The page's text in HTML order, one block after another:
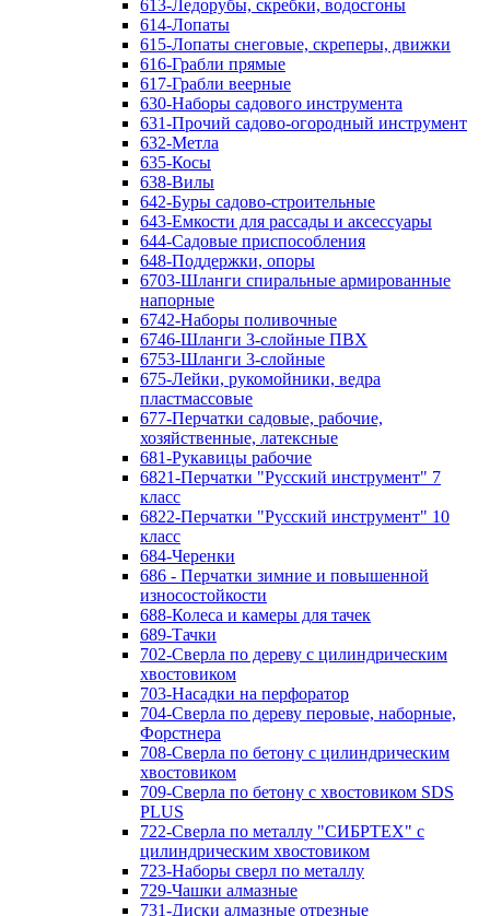
613-Ледорубы, скребки, водосгоны
614-Лопаты
615-Лопаты снеговые, скреперы, движки
616-Грабли прямые
617-Грабли веерные
630-Наборы садового инструмента
631-Прочий садово-огородный инструмент
632-Метла
635-Косы
638-Вилы
642-Буры садово-строительные
643-Емкости для рассады и аксессуары
644-Садовые приспособления
648-Поддержки, опоры
6703-Шланги спиральные армированные
напорные
6742-Наборы поливочные
6746-Шланги 3-слойные ПВХ
6753-Шланги 3-слойные
675-Лейки, рукомойники, ведра
пластмассовые
677-Перчатки садовые, рабочие,
хозяйственные, латексные
681-Рукавицы рабочие
6821-Перчатки "Русский инструмент" 7
класс
6822-Перчатки "Русский инструмент" 10
класс
684-Черенки
686 - Перчатки зимние и повышенной
износостойкости
688-Колеса и камеры для тачек
689-Тачки
702-Сверла по дереву с цилиндрическим
хвостовиком
703-Насадки на перфоратор
704-Сверла по дереву перовые, наборные,
Форстнера
708-Сверла по бетону с цилиндрическим
хвостовиком
709-Сверла по бетону с хвостовиком SDS
PLUS
722-Сверла по металлу "СИБРТЕХ" с
цилиндрическим хвостовиком
723-Наборы сверл по металлу
729-Чашки алмазные
731-Диски алмазные отрезные